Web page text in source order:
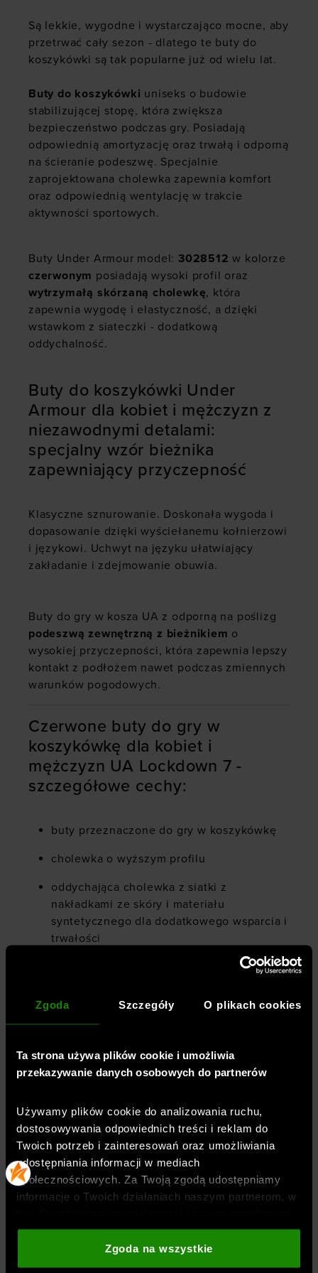
Zgoda Szczegóły O plikach cookies
Ta strona używa plików cookie i umożliwia
przekazywanie danych osobowych do partnerów
Używamy plików cookie do analizowania ruchu,
dostosowywania odpowiednich treści i reklam do
Twoich potrzeb i zainteresowań oraz umożliwiania
udostępniania informacji w mediach
społecznościowych. Za Twoją zgodą udostępniamy
informacje o Twoich działaniach naszym partnerom, w
zajmującym się reklamą i analityką internetową. Nasi
partnerzy mogą łączyć te informacje z innymi, które
podajesz poza tą stroną internetową, a także z
Zgoda na wszystkie
Są lekkie, wygodne i wystarczająco mocne, aby
przetrwać cały sezon - dlatego te buty do
koszykówki są tak popularne już od wielu lat.
Buty do koszykówki uniseks o budowie
stabilizującej stopę, która zwiększa
bezpieczeństwo podczas gry. Posiadają
odpowiednią amortyzację oraz trwałą i odporną
na ścieranie podeszwę. Specjalnie
zaprojektowana cholewka zapewnia komfort
oraz odpowiednią wentylację w trakcie
aktywności sportowych.
Buty Under Armour model: 3028512 w kolorze
czerwonym posiadają wysoki profil oraz
wytrzymałą skórzaną cholewkę, która
zapewnia wygodę i elastyczność, a dzięki
wstawkom z siateczki - dodatkową
oddychalność.
Buty do koszykówki Under
Armour dla kobiet i mężczyzn z
niezawodnymi detalami:
specjalny wzór bieżnika
zapewniający przyczepność
Klasyczne sznurowanie. Doskonała wygoda i
dopasowanie dzięki wyściełanemu kołnierzowi
i językowi. Uchwyt na języku ułatwiający
zakładanie i zdejmowanie obuwia.
Buty do gry w kosza UA z odporną na poślizg
podeszwą zewnętrzną z bieżnikiem o
wysokiej przyczepności, która zapewnia lepszy
kontakt z podłożem nawet podczas zmiennych
warunków pogodowych.
Czerwone buty do gry w
koszykówkę dla kobiet i
mężczyzn UA Lockdown 7 -
szczegółowe cechy:
buty przeznaczone do gry w koszykówkę
cholewka o wyższym profilu
oddychająca cholewka z siatki z
nakładkami ze skóry i materiału
syntetycznego dla dodatkowego wsparcia i
trwałości
wysoki komfort
bieżnik podeszwy zewnętrznej we wzór w
Płeć: uniseks
Przeznaczenie : koszykówka
Czerwony
Materiał dominujący:
materiał syntetyczny,skóra naturalna
Rodzaj zapięcia: sznurowane